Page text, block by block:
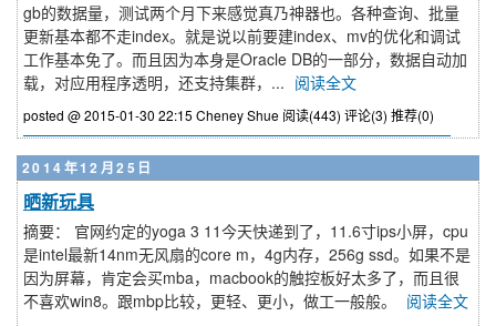
gb的数据量，测试两个月下来感觉真乃神器也。各种查询、批量
更新基本都不走index。就是说以前要建index、mv的优化和调试
工作基本免了。而且因为本身是Oracle DB的一部分，数据自动加
载，对应用程序透明，还支持集群，... 阅读全文
posted @ 2015-01-30 22:15 Cheney Shue 阅读(443) 评论(3) 推荐(0)
2014年12月25日
晒新玩具
摘要： 官网约定的yoga 3 11今天快递到了，11.6寸ips小屏，cpu
是intel最新14nm无风扇的core m，4g内存，256g ssd。如果不是
因为屏幕，肯定会买mba，macbook的触控板好太多了，而且很
不喜欢win8。跟mbp比较，更轻、更小，做工一般般。
阅读全文